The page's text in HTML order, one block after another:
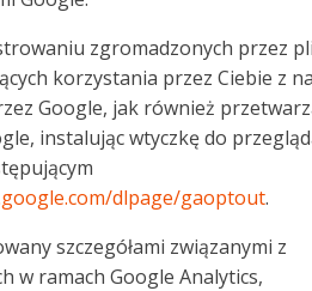
zgromadzonych przez
korzystania przez Ciebie z
Google, jak również
instalując wtyczkę do
dlpage/gaoptout.
szczegółami związanymi z
w ramach Google Analytics,